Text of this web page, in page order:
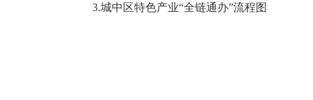
3.城中区特色产业“全链通办”流程图